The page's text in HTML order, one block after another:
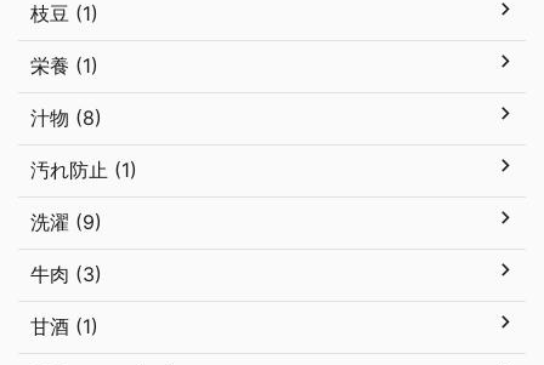
枝豆 (1)
栄養 (1)
汁物 (8)
汚れ防止 (1)
洗濯 (9)
牛肉 (3)
甘酒 (1)